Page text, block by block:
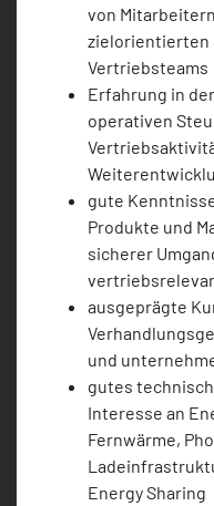
von
zielorientierten
Vertriebsteams
Erfahrung in
operativen
gute
Produkte und
sicherer
ausgeprägte
und
gutes
Interesse an
Fernwärme,
Energy Sharing